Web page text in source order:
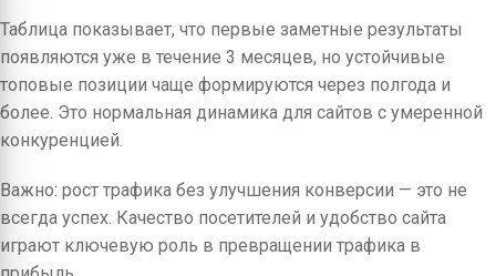
Таблица показывает, что первые заметные результаты
появляются уже в течение 3 месяцев, но устойчивые
топовые позиции чаще формируются через полгода и
более. Это нормальная динамика для сайтов с умеренной
конкуренцией.
Важно: рост трафика без улучшения конверсии — это не
всегда успех. Качество посетителей и удобство сайта
играют ключевую роль в превращении трафика в